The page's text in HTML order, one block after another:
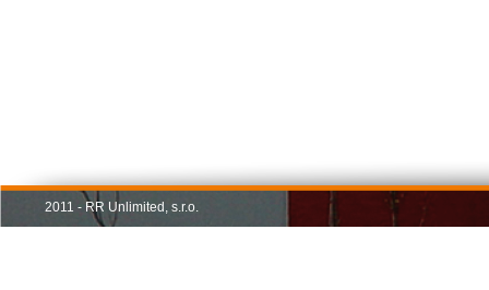
2011 - RR Unlimited, s.r.o.